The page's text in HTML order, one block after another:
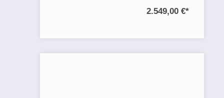
2.549,00 €*